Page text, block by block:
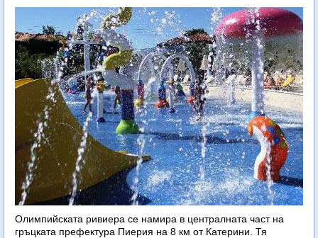
Олимпийската ривиера се намира в централната част на
гръцката префектура Пиерия на 8 км от Катерини. Тя